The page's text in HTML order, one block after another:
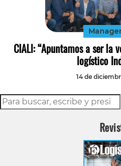
CIALI: “Apuntamos a ser
logístico
14 de